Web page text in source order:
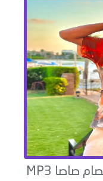
صاصا